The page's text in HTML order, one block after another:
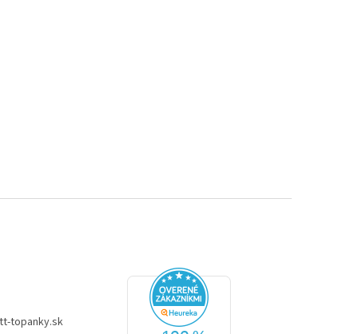
tt-topanky.sk